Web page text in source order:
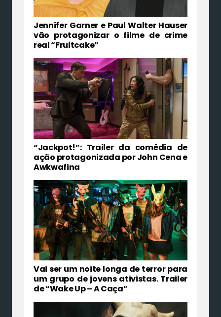
Jennifer Garner e Paul Walter Hauser
vão protagonizar o filme de crime
real “Fruitcake”
“Jackpot!”: Trailer da comédia de
ação protagonizada por John Cena e
Awkwafina
Vai ser um noite longa de terror para
um grupo de jovens ativistas. Trailer
de “Wake Up – A Caça”